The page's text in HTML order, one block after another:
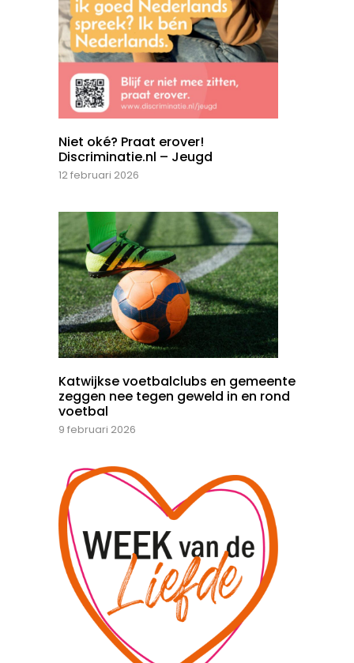
Niet oké? Praat erover!
Discriminatie.nl – Jeugd
12 februari 2026
Katwijkse voetbalclubs en gemeente
zeggen nee tegen geweld in en rond
voetbal
9 februari 2026